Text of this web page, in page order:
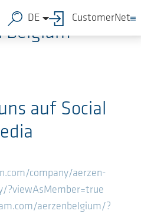
DE CustomerNet
Belgium
auf Social
company/aerzen-
?viewAsMember=true
aerzenbelgium/?